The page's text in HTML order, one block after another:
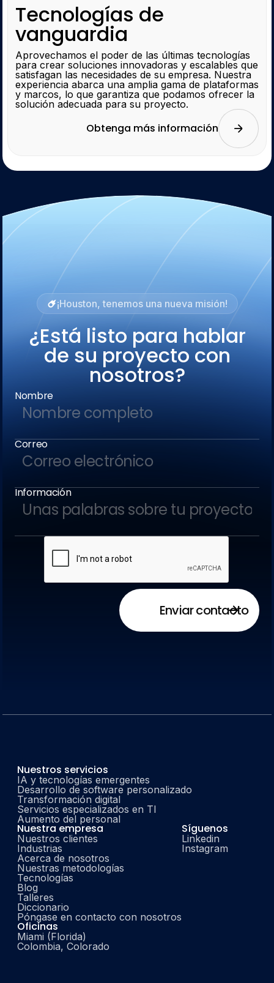
Tecnologías de
vanguardia
Aprovechamos el poder de las últimas tecnologías
para crear soluciones innovadoras y escalables que
satisfagan las necesidades de su empresa. Nuestra
experiencia abarca una amplia gama de plataformas
y marcos, lo que garantiza que podamos ofrecer la
solución adecuada para su proyecto.
Obtenga más información
¡Houston, tenemos una nueva misión!
¿Está listo para hablar
de su proyecto con
nosotros?
Nombre
Correo
Información
Enviar contacto
Nuestros servicios
IA y tecnologías emergentes
Desarrollo de software personalizado
Transformación digital
Servicios especializados en TI
Aumento del personal
Nuestra empresa
Nuestros clientes
Industrias
Acerca de nosotros
Nuestras metodologías
Tecnologías
Blog
Talleres
Diccionario
Póngase en contacto con nosotros
Síguenos
Linkedin
Instagram
Oficinas
Miami (Florida)
Colombia, Colorado